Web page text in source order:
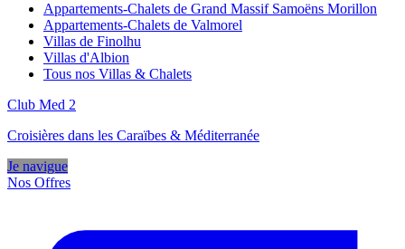
Appartements-Chalets de Grand Massif Samoëns Morillon
Appartements-Chalets de Valmorel
Villas de Finolhu
Villas d'Albion
Tous nos Villas & Chalets
Club Med 2
Croisières dans les Caraïbes & Méditerranée
Je navigue
Nos Offres